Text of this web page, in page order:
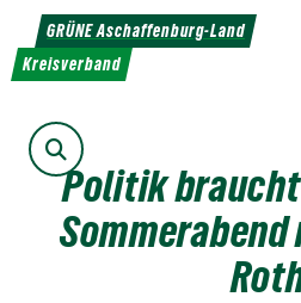
Weiter
zum
Inhalt
GRÜNE Aschaffenburg-Land
Kreisverband
Suche
Politik